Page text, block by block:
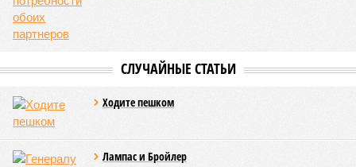
СЛУЧАЙНЫЕ СТАТЬИ
Ходите пешком
Лампас и Бройлер